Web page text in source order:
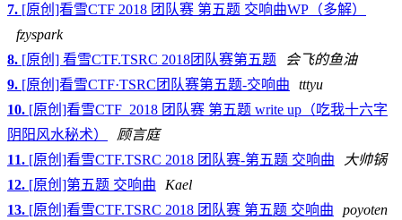
7. [原创]看雪CTF 2018 团队赛 第五题 交响曲WP（多解）
fzyspark
8. [原创] 看雪CTF.TSRC 2018团队赛第五题
会飞的鱼油
9. [原创]看雪CTF·TSRC团队赛第五题-交响曲
tttyu
10. [原创]看雪CTF_2018 团队赛 第五题 write up（吃我十六字
阴阳风水秘术）
顾言庭
11. [原创]看雪CTF.TSRC 2018 团队赛-第五题 交响曲
大帅锅
12. [原创]第五题 交响曲
Kael
13. [原创]看雪CTF.TSRC 2018 团队赛 第五题 交响曲
poyoten